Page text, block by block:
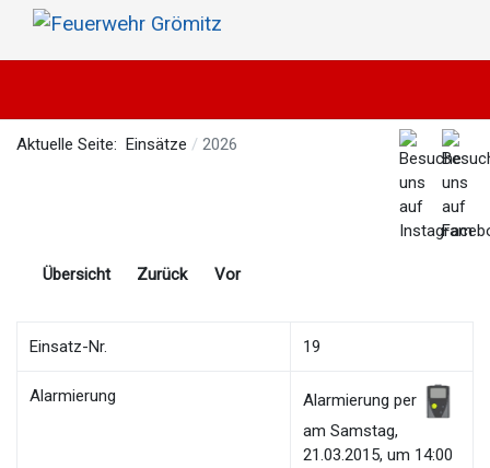
Aktuelle Seite: Einsätze 2026
Übersicht Zurück Vor
Einsatz-Nr. 19
Alarmierung
Alarmierung per
am Samstag,
21.03.2015, um 14:00